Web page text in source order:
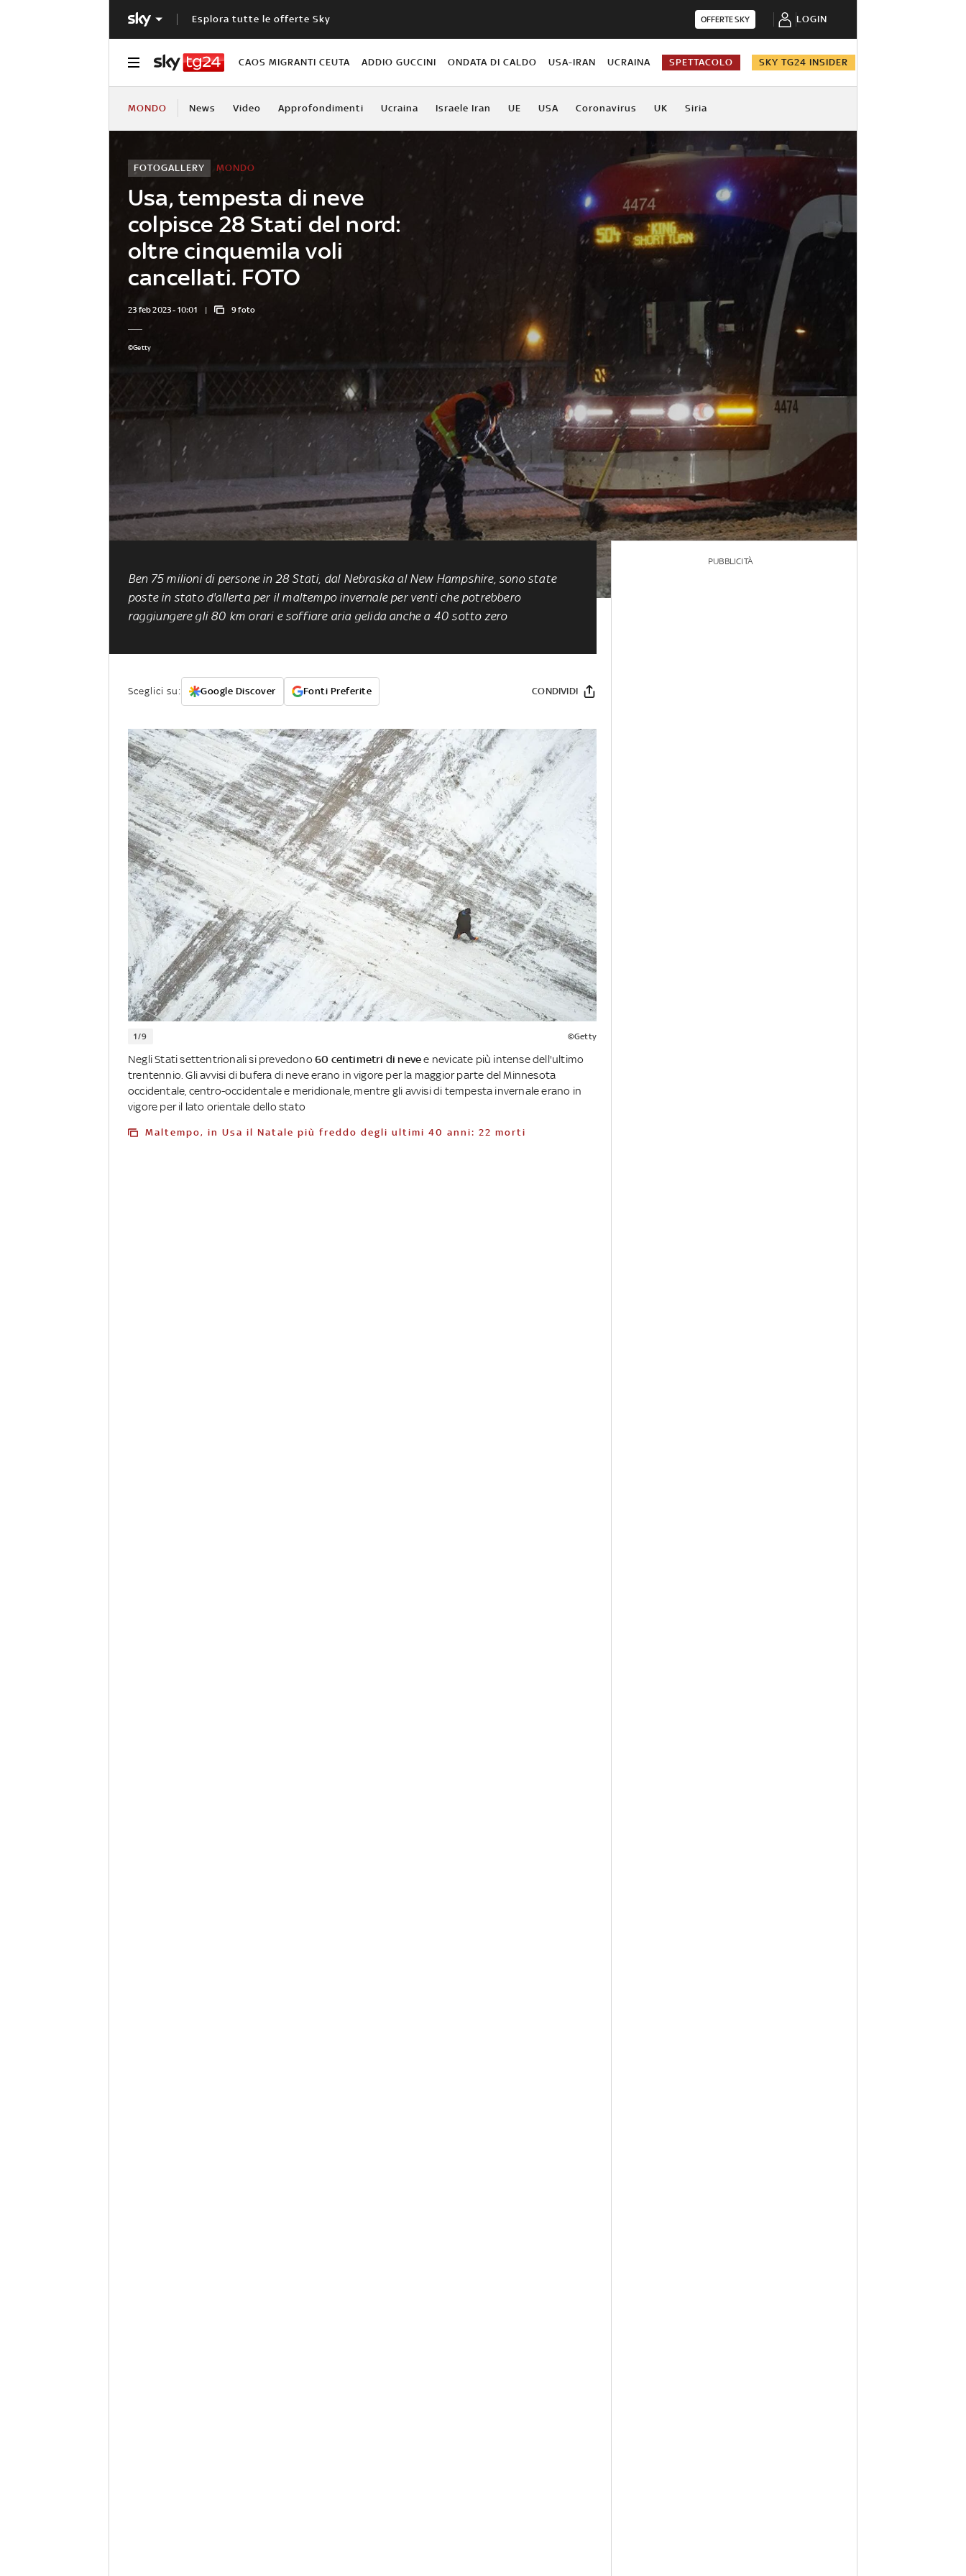
Esplora tutte le offerte Sky OFFERTE SKY LOGIN
CAOS MIGRANTI CEUTA ADDIO GUCCINI ONDATA DI CALDO USA-IRAN UCRAINA SPETTACOLO SKY TG24 INSIDER
MONDO News Video Approfondimenti Ucraina Israele Iran UE USA Coronavirus UK Siria
Usa, tempesta di neve
colpisce 28 Stati del nord:
oltre cinquemila voli
cancellati. FOTO
MONDO
FOTOGALLERY
23 feb 2023 - 10:01 9 foto
©Getty
Ben 75 milioni di persone in 28 Stati, dal Nebraska al New Hampshire, sono state
poste in stato d'allerta per il maltempo invernale per venti che potrebbero
raggiungere gli 80 km orari e soffiare aria gelida anche a 40 sotto zero
Sceglici su: Google Discover Fonti Preferite CONDIVIDI
1/9 ©Getty
Negli Stati settentrionali si prevedono 60 centimetri di nevee nevicate più intense dell'ultimo
trentennio. Gli avvisi di bufera di neve erano in vigore per la maggior parte del Minnesota
occidentale, centro-occidentale e meridionale, mentre gli avvisi di tempesta invernale erano in
vigore per il lato orientale dello stato
Maltempo, in Usa il Natale più freddo degli ultimi 40 anni: 22 morti
PUBBLICITÀ